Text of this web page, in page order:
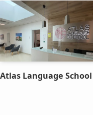
Atlas Language School